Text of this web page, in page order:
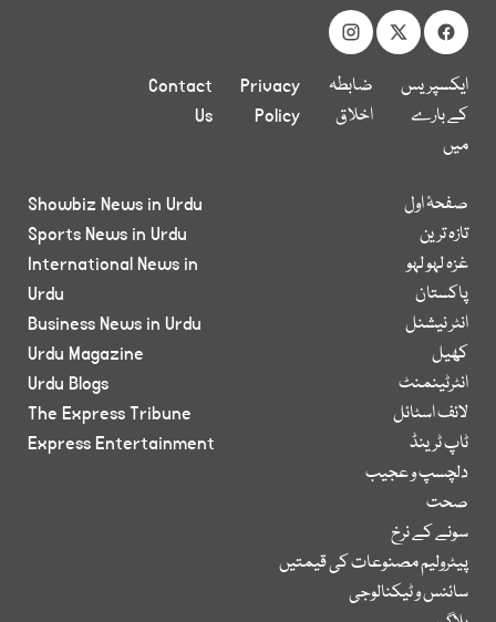
ایکسپریس
کے بارے
میں
ضابطہ
اخلاق
Privacy
Policy
Contact
Us
صفحۂ اول
تازہ ترین
غزہ لہو لہو
پاکستان
انٹر نیشنل
کھیل
انٹرٹینمنٹ
لائف اسٹائل
ٹاپ ٹرینڈ
دلچسپ و عجیب
صحت
سونے کے نرخ
پیٹرولیم مصنوعات کی قیمتیں
سائنس و ٹیکنالوجی
Showbiz News in Urdu
Sports News in Urdu
International News in
Urdu
Business News in Urdu
Urdu Magazine
Urdu Blogs
The Express Tribune
Express Entertainment